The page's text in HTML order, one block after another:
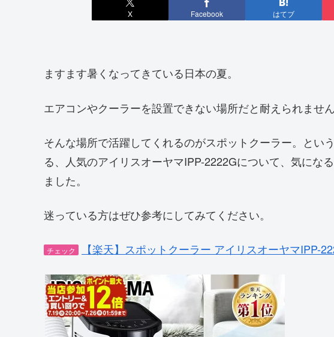
X Facebook はてブ
ますます暑くなってきている日本の夏。
エアコンやクーラーを設置できない場所だと耐えられません
そんな場所で活躍してくれるのがスポットクーラー。とい
る、人気のアイリスオーヤマIPP-2222Gについて、気にな
ました。
迷っている方はぜひ参考にしてみてください。
チェック 【楽天】スポットクーラー アイリスオーヤマIPP-